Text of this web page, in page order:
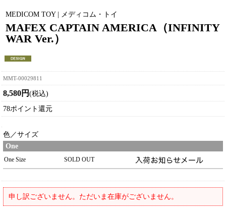
MEDICOM TOY | メディコム・トイ
MAFEX CAPTAIN AMERICA（INFINITY
WAR Ver.）
MMT-00029811
8,580円 (税込)
78ポイント還元
色／サイズ
One
One Size SOLD OUT
申し訳ございません。ただいま在庫がございません。